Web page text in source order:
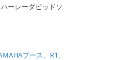
ーレーダビッドソ
ブース、R1、